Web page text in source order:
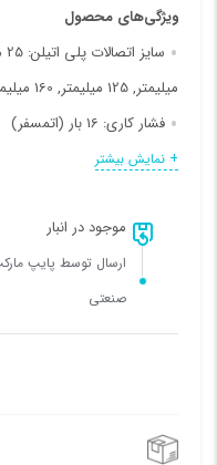
ویژگی‌های محصول
سایز اتصالات پلی اتیلن:
میلیمتر, 125 میلیمتر, 160 میلیمتر, 200 میلیمتر, 225 میلیمتر
فشار کاری: 16 بار (اتمسفر)
نوع مواد:PE100+ نمایش بیشتر
موجود در انبار
ارسال توسط پایپ
صنعتی